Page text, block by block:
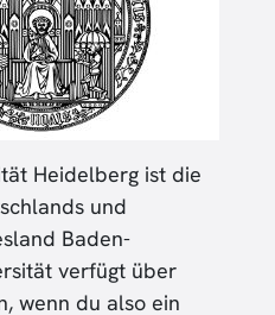
Heidelberg ist die
und
Baden-
verfügt über
wenn du also ein